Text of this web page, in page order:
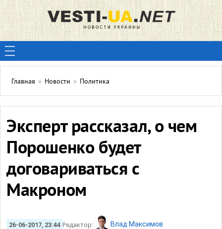
Главная » Новости » Политика
Эксперт рассказал, о чем
Порошенко будет
договариваться с
Макроном
26-06-2017, 23:44 Редактор: Влад Максимов